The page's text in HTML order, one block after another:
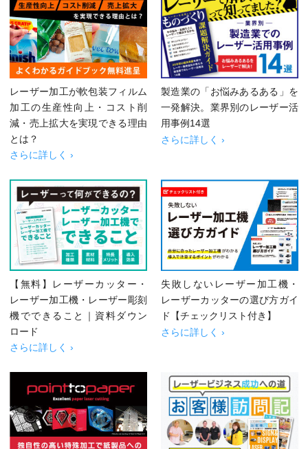
レーザー加工が軟包装フィルム
加工の生産性向上・コスト削
減・売上拡大を実現できる理由
とは？
さらに詳しく ›
製造業の「お悩みあるある」を
一発解決。業界別のレーザー活
用事例14選
さらに詳しく ›
【無料】レーザーカッター・
レーザー加工機・レーザー彫刻
機でできること｜資料ダウン
ロード
さらに詳しく ›
失敗しないレーザー加工機・
レーザーカッターの選び方ガイ
ド【チェックリスト付き】
さらに詳しく ›